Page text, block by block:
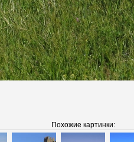
Похожие картинки: